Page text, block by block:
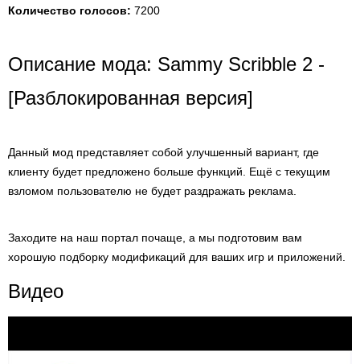
Количество голосов: 7200
Описание мода: Sammy Scribble 2 -
[Разблокированная версия]
Данный мод представляет собой улучшенный вариант, где
клиенту будет предложено больше функций. Ещё с текущим
взломом пользователю не будет раздражать реклама.
Заходите на наш портал почаще, а мы подготовим вам
хорошую подборку модификаций для ваших игр и приложений.
Видео